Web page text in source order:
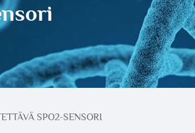
SPO2-SENSORI